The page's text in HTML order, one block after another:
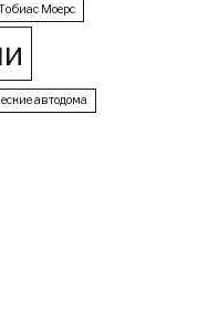
Моерс
автодома